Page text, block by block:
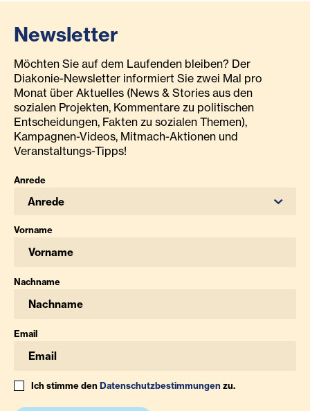
Newsletter
Möchten Sie auf dem Laufenden bleiben? Der
Diakonie-Newsletter informiert Sie zwei Mal pro
Monat über Aktuelles (News & Stories aus den
sozialen Projekten, Kommentare zu politischen
Entscheidungen, Fakten zu sozialen Themen),
Kampagnen-Videos, Mitmach-Aktionen und
Veranstaltungs-Tipps!
Anrede
Anrede
Vorname
Nachname
Email
Ich stimme denDatenschutzbestimmungenzu.